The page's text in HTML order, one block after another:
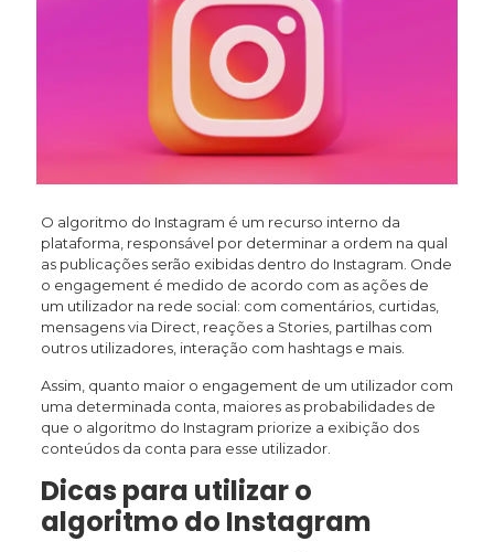
O algoritmo do Instagram é um recurso interno da
plataforma, responsável por determinar a ordem na qual
as publicações serão exibidas dentro do Instagram. Onde
o engagement é medido de acordo com as ações de
um utilizador na rede social: com comentários, curtidas,
mensagens via Direct, reações a Stories, partilhas com
outros utilizadores, interação com hashtags e mais.
Assim, quanto maior o engagement de um utilizador com
uma determinada conta, maiores as probabilidades de
que o algoritmo do Instagram priorize a exibição dos
conteúdos da conta para esse utilizador.
Dicas para utilizar o
algoritmo do Instagram